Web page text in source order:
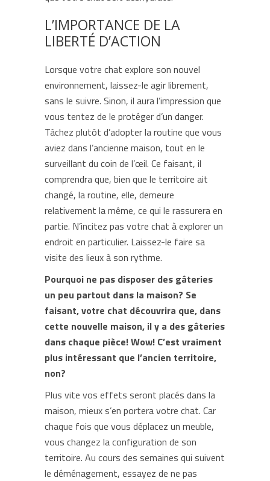
L’IMPORTANCE DE LA
LIBERTÉ D’ACTION
Lorsque votre chat explore son nouvel
environnement, laissez-le agir librement,
sans le suivre. Sinon, il aura l’impression que
vous tentez de le protéger d’un danger.
Tâchez plutôt d’adopter la routine que vous
aviez dans l’ancienne maison, tout en le
surveillant du coin de l’œil. Ce faisant, il
comprendra que, bien que le territoire ait
changé, la routine, elle, demeure
relativement la même, ce qui le rassurera en
partie. N’incitez pas votre chat à explorer un
endroit en particulier. Laissez-le faire sa
visite des lieux à son rythme.
Pourquoi ne pas disposer des gâteries
un peu partout dans la maison? Se
faisant, votre chat découvrira que, dans
cette nouvelle maison, il y a des gâteries
dans chaque pièce! Wow! C’est vraiment
plus intéressant que l’ancien territoire,
non?
Plus vite vos effets seront placés dans la
maison, mieux s’en portera votre chat. Car
chaque fois que vous déplacez un meuble,
vous changez la configuration de son
territoire. Au cours des semaines qui suivent
le déménagement, essayez de ne pas